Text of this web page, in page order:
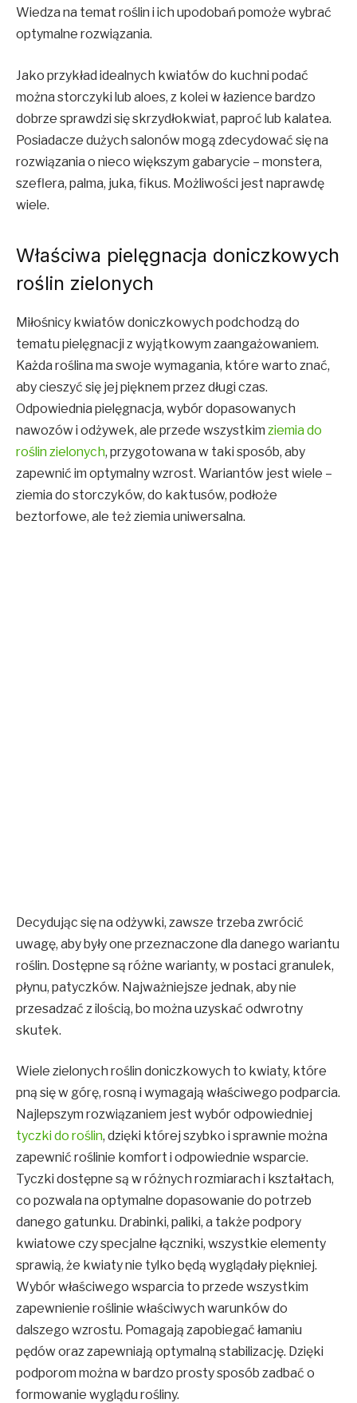
Wiedza na temat roślin i ich upodobań pomoże wybrać
optymalne rozwiązania.
Jako przykład idealnych kwiatów do kuchni podać
można storczyki lub aloes, z kolei w łazience bardzo
dobrze sprawdzi się skrzydłokwiat, paproć lub kalatea.
Posiadacze dużych salonów mogą zdecydować się na
rozwiązania o nieco większym gabarycie – monstera,
szeflera, palma, juka, fikus. Możliwości jest naprawdę
wiele.
Właściwa pielęgnacja doniczkowych
roślin zielonych
Miłośnicy kwiatów doniczkowych podchodzą do
tematu pielęgnacji z wyjątkowym zaangażowaniem.
Każda roślina ma swoje wymagania, które warto znać,
aby cieszyć się jej pięknem przez długi czas.
Odpowiednia pielęgnacja, wybór dopasowanych
nawozów i odżywek, ale przede wszystkim ziemia do
roślin zielonych, przygotowana w taki sposób, aby
zapewnić im optymalny wzrost. Wariantów jest wiele –
ziemia do storczyków, do kaktusów, podłoże
beztorfowe, ale też ziemia uniwersalna.
Decydując się na odżywki, zawsze trzeba zwrócić
uwagę, aby były one przeznaczone dla danego wariantu
roślin. Dostępne są różne warianty, w postaci granulek,
płynu, patyczków. Najważniejsze jednak, aby nie
przesadzać z ilością, bo można uzyskać odwrotny
skutek.
Wiele zielonych roślin doniczkowych to kwiaty, które
pną się w górę, rosną i wymagają właściwego podparcia.
Najlepszym rozwiązaniem jest wybór odpowiedniej
tyczki do roślin, dzięki której szybko i sprawnie można
zapewnić roślinie komfort i odpowiednie wsparcie.
Tyczki dostępne są w różnych rozmiarach i kształtach,
co pozwala na optymalne dopasowanie do potrzeb
danego gatunku. Drabinki, paliki, a także podpory
kwiatowe czy specjalne łączniki, wszystkie elementy
sprawią, że kwiaty nie tylko będą wyglądały piękniej.
Wybór właściwego wsparcia to przede wszystkim
zapewnienie roślinie właściwych warunków do
dalszego wzrostu. Pomagają zapobiegać łamaniu
pędów oraz zapewniają optymalną stabilizację. Dzięki
podporom można w bardzo prosty sposób zadbać o
formowanie wyglądu rośliny.